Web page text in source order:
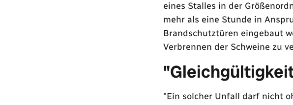
eines Stalles in der
mehr als eine Stunde in
Brandschutztüren eingebaut
Verbrennen der Schweine zu
"Ein solcher Unfall darf nicht